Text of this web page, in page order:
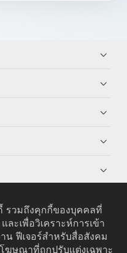
รวมถึงคุกกี้ของบุคคลที่
ะเพื่อวิเคราะห์การเข้า
น ฟีเจอร์สำหรับสื่อสังคม
ฆษณาที่ถูกปรับแต่งเฉพาะ